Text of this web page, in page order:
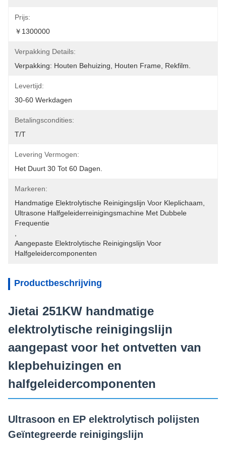
Prijs:
￥1300000
Verpakking Details:
Verpakking: Houten Behuizing, Houten Frame, Rekfilm.
Levertijd:
30-60 Werkdagen
Betalingscondities:
T/T
Levering Vermogen:
Het Duurt 30 Tot 60 Dagen.
Markeren:
Handmatige Elektrolytische Reinigingslijn Voor Kleplichaam
Ultrasone Halfgeleiderreinigingsmachine Met Dubbele
Frequentie
Aangepaste Elektrolytische Reinigingslijn Voor
Halfgeleidercomponenten
Productbeschrijving
Jietai 251KW handmatige
elektrolytische reinigingslijn
aangepast voor het ontvetten van
klepbehuizingen en
halfgeleidercomponenten
Ultrasoon en EP elektrolytisch polijsten
Geïntegreerde reinigingslijn